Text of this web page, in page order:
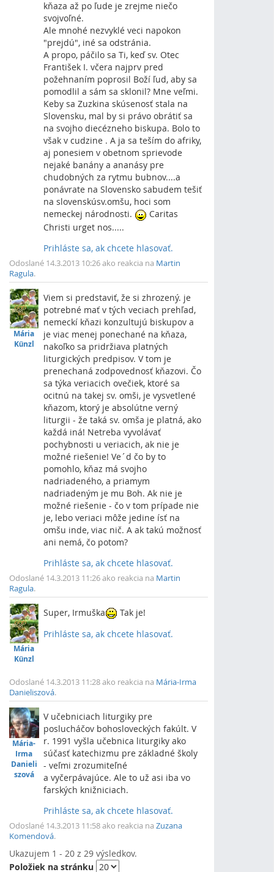
kňaza až po ľude je zrejme niečo
svojvoľné.
Ale mnohé nezvyklé veci napokon
"prejdú", iné sa odstránia.
A propo, páčilo sa Ti, keď sv. Otec
František I. včera najprv pred
požehnaním poprosil Boží ľud, aby sa
pomodlil a sám sa sklonil? Mne veľmi.
Keby sa Zuzkina skúsenosť stala na
Slovensku, mal by si právo obrátiť sa
na svojho diecézneho biskupa. Bolo to
však v cudzine . A ja sa teším do afriky,
aj ponesiem v obetnom sprievode
nejaké banány a ananásy pre
chudobných za rytmu bubnov....a
ponávrate na Slovensko sabudem tešiť
na slovenskúsv.omšu, hoci som
nemeckej národnosti.
Caritas
Christi urget nos.....
Prihláste sa, ak chcete hlasovať.
Odoslané 14.3.2013 10:26 ako reakcia na Martin
Ragula.
Mária
Künzl
Viem si predstaviť, že si zhrozený. je
potrebné mať v tých veciach prehľad,
nemeckí kňazi konzultujú biskupov a
je viac menej ponechané na kňaza,
nakoľko sa pridržiava platných
liturgických predpisov. V tom je
prenechaná zodpovednosť kňazovi. Čo
sa týka veriacich ovečiek, ktoré sa
ocitnú na takej sv. omši, je vysvetlené
kňazom, ktorý je absolútne verný
liturgii - že taká sv. omša je platná, ako
každá iná! Netreba vyvolávať
pochybnosti u veriacich, ak nie je
možné riešenie! Ve´d čo by to
pomohlo, kňaz má svojho
nadriadeného, a priamym
nadriadeným je mu Boh. Ak nie je
možné riešenie - čo v tom prípade nie
je, lebo veriaci môže jedine ísť na
omšu inde, viac nič. A ak takú možnosť
ani nemá, čo potom?
Prihláste sa, ak chcete hlasovať.
Odoslané 14.3.2013 11:26 ako reakcia na Martin
Ragula.
Mária
Künzl
Super, Irmuška
Tak je!
Prihláste sa, ak chcete hlasovať.
Odoslané 14.3.2013 11:28 ako reakcia na Mária-Irma
Danieliszová.
Mária-
Irma
Danieli
szová
V učebniciach liturgiky pre
poslucháčov bohosloveckých fakúlt. V
r. 1991 vyšla učebnica liturgiky ako
súčasť katechizmu pre základné školy
- veľmi zrozumiteľné
a vyčerpávajúce. Ale to už asi iba vo
farských knižniciach.
Prihláste sa, ak chcete hlasovať.
Odoslané 14.3.2013 11:58 ako reakcia na Zuzana
Komendová.
Ukazujem 1 - 20 z 29 výsledkov.
Položiek na stránku